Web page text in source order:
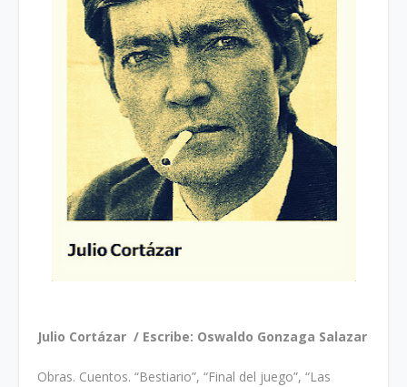
Julio Cortázar / Escribe: Oswaldo Gonzaga Salazar
Obras. Cuentos. “Bestiario”, “Final del juego”, “Las